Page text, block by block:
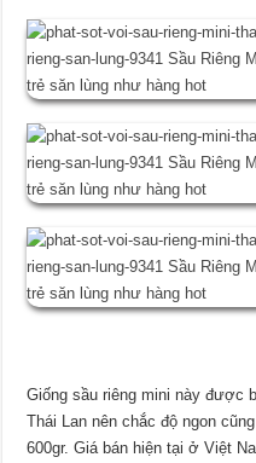
Giống sầu riêng mini này được
Thái Lan nên chắc độ ngon
600gr. Giá bán hiện tại ở Việt